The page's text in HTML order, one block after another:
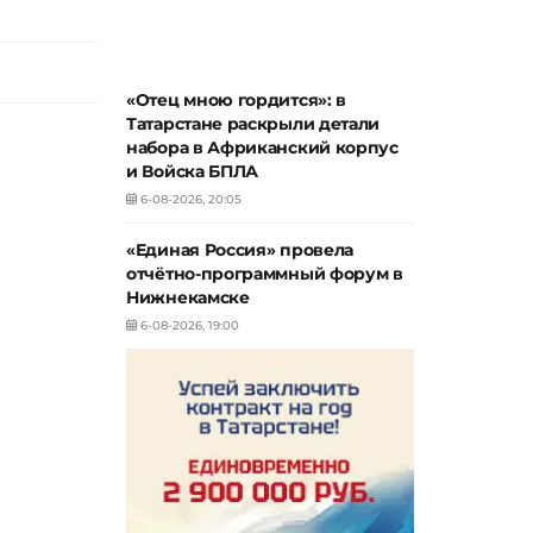
«Отец мною гордится»: в
Татарстане раскрыли детали
набора в Африканский корпус
и Войска БПЛА
6-08-2026, 20:05
«Единая Россия» провела
отчётно-программный форум в
Нижнекамске
6-08-2026, 19:00